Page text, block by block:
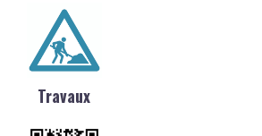
Travaux